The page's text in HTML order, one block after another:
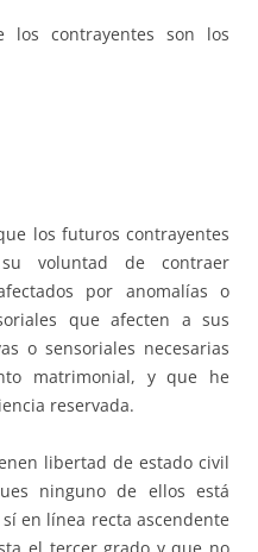
contrayentes son los
los futuros contrayentes
voluntad de contraer
por anomalías o
que afecten a sus
o sensoriales necesarias
matrimonial, y que he
reservada.
libertad de estado civil
ninguno de ellos está
en línea recta ascendente